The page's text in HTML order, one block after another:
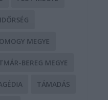
MEGYE
BEREG MEGYE
TÁMADÁS